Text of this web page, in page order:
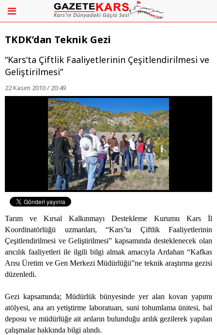
TKDK’dan Teknik Gezi
“Kars’ta Çiftlik Faaliyetlerinin Çeşitlendirilmesi ve
Geliştirilmesi”
22 Kasım 2010 / 20:49
Tarım ve Kırsal Kalkınmayı Destekleme Kurumu Kars İl
Koordinatörlüğü uzmanları, “Kars’ta Çiftlik Faaliyetlerinin
Çeşitlendirilmesi ve Geliştirilmesi” kapsamında desteklenecek olan
arıcılık faaliyetleri ile ilgili bilgi almak amacıyla Ardahan “Kafkas
Arısı Üretim ve Gen Merkezi Müdürlüğü”ne teknik araştırma gezisi
düzenledi.
Gezi kapsamında; Müdürlük bünyesinde yer alan kovan yapımı
atölyesi, ana arı yetiştirme laboratuarı, suni tohumlama ünitesi, bal
deposu ve müdürlüğe ait arıların bulunduğu arılık gezilerek yapılan
çalışmalar hakkında bilgi alındı.